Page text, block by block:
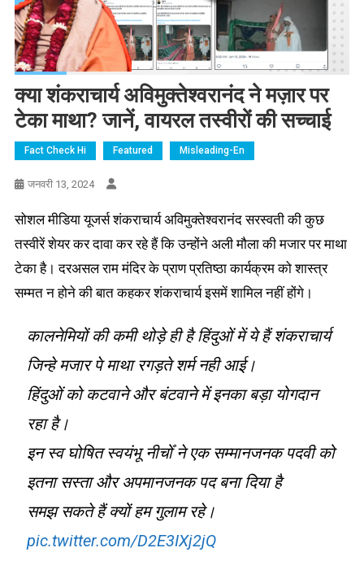
क्या शंकराचार्य अविमुक्तेश्वरानंद ने मज़ार पर
टेका माथा? जानें, वायरल तस्वीरों की सच्चाई
Fact Check Hi Featured Misleading-En
जनवरी 13, 2024
सोशल मीडिया यूजर्स शंकराचार्य अविमुक्तेश्वरानंद सरस्वती की कुछ
तस्वीरें शेयर कर दावा कर रहे हैं कि उन्होंने अली मौला की मजार पर माथा
टेका है। दरअसल राम मंदिर के प्राण प्रतिष्ठा कार्यक्रम को शास्त्र
सम्मत न होने की बात कहकर शंकराचार्य इसमें शामिल नहीं होंगे।
कालनेमियों की कमी थोड़े ही है हिंदुओं में ये हैं शंकराचार्य
जिन्हे मजार पे माथा रगड़ते शर्म नही आई।
हिंदुओं को कटवाने और बंटवाने में इनका बड़ा योगदान
रहा है।
इन स्व घोषित स्वयंभू नीचोँ ने एक सम्मानजनक पदवी को
इतना सस्ता और अपमानजनक पद बना दिया है
समझ सकते हैं क्यों हम गुलाम रहे।
pic.twitter.com/D2E3IXj2jQ